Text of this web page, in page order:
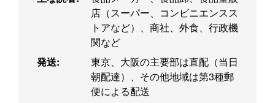
店（スーパー、コンビニエンスス
トアなど）、商社、外食、行政機
関など
発送:
東京、大阪の主要部は直配（当日
朝配達）、その他地域は第3種郵
便による配送